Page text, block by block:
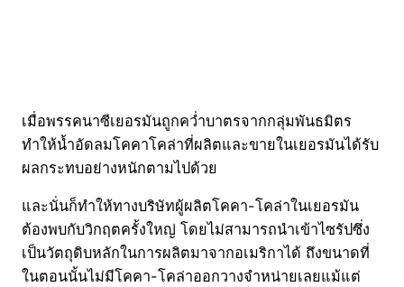
เมื่อพรรคนาซีเยอรมันถูกคว่ำบาตรจากกลุ่มพันธมิตร
ทำให้น้ำอัดลมโคคาโคล่าที่ผลิตและขายในเยอรมันได้รับ
ผลกระทบอย่างหนักตามไปด้วย
และนั่นก็ทำให้ทางบริษัทผู้ผลิตโคคา-โคล่าในเยอรมัน
ต้องพบกับวิกฤตครั้งใหญ่ โดยไม่สามารถนำเข้าไซรัปซึ่ง
เป็นวัตถุดิบหลักในการผลิตมาจากอเมริกาได้ ถึงขนาดที่
ในตอนนั้นไม่มีโคคา-โคล่าออกวางจำหน่ายเลยแม้แต่